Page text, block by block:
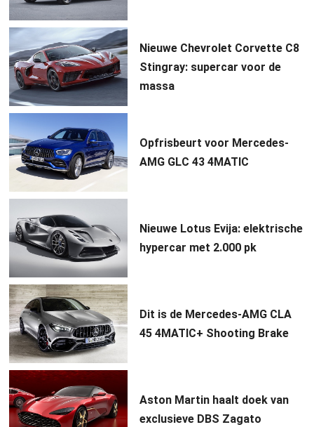
Nieuwe Chevrolet Corvette C8
Stingray: supercar voor de
massa
Opfrisbeurt voor Mercedes-
AMG GLC 43 4MATIC
Nieuwe Lotus Evija: elektrische
hypercar met 2.000 pk
Dit is de Mercedes-AMG CLA
45 4MATIC+ Shooting Brake
Aston Martin haalt doek van
exclusieve DBS Zagato